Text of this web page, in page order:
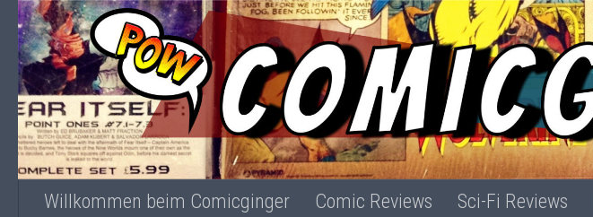
Zum Inhalt springen
Willkommen beim Comicginger Comic Reviews Sci-Fi Reviews